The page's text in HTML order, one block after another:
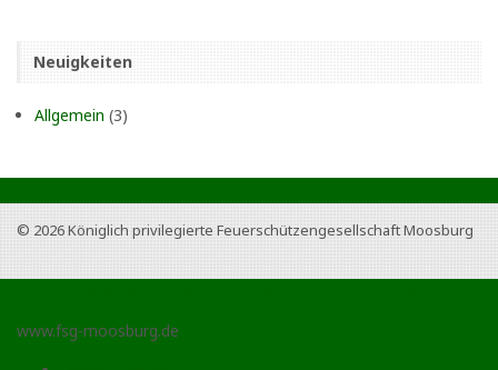
Neuigkeiten
Allgemein (3)
© 2026Königlich privilegierte Feuerschützengesellschaft Moosburg
www.fsg-moosburg.de